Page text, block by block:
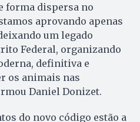
forma dispersa no
aprovando apenas
um legado
Federal, organizando
definitiva e
os animais nas
Daniel Donizet.
do novo código estão a